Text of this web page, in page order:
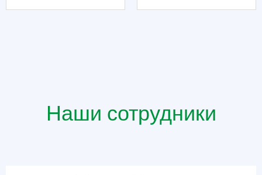
Наши сотрудники